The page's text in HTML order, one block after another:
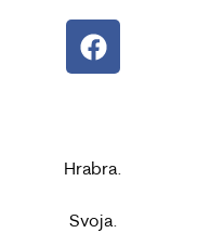
Hrabra.
Svoja.